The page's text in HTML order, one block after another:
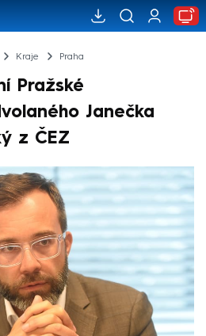
Kraje Praha
Pražské
Janečka
z ČEZ